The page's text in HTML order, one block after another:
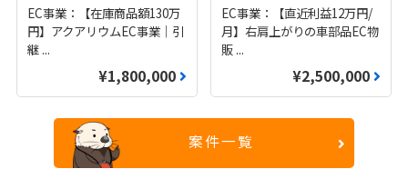
EC事業：【在庫商品額130万
円】アクアリウムEC事業｜引
継 ...
¥1,800,000
EC事業：【直近利益12万円/
月】右肩上がりの車部品EC物
販 ...
¥2,500,000
案件一覧